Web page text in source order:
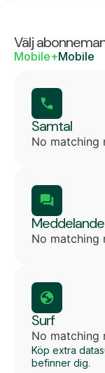
Välj
Mobile+Mobile
Samtal
No matching
No matching
Surf
No matching
Köp extra
befinner dig.